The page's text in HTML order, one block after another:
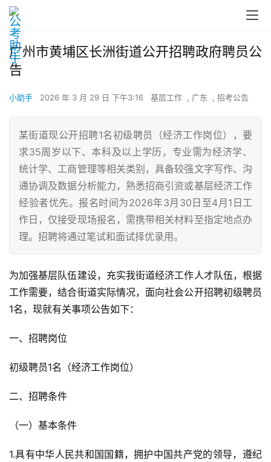
广州市黄埔区长洲街道公开招聘政府聘员公
告
小助手 2026 年 3 月 29 日 下午3:16 基层工作 , 广东 , 招考公告
某街道现公开招聘1名初级聘员（经济工作岗位），要
求35周岁以下、本科及以上学历，专业需为经济学、
统计学、工商管理等相关类别，具备较强文字写作、沟
通协调及数据分析能力，熟悉招商引资或基层经济工作
经验者优先。报名时间为2026年3月30日至4月1日工
作日，仅接受现场报名，需携带相关材料至指定地点办
理。招聘将通过笔试和面试择优录用。
为加强基层队伍建设，充实我街道经济工作人才队伍，根据
工作需要，结合街道实际情况，面向社会公开招聘初级聘员
1名，现就有关事项公告如下：
一、招聘岗位
初级聘员1名（经济工作岗位）
二、招聘条件
（一）基本条件
1.具有中华人民共和国国籍，拥护中国共产党的领导，遵纪